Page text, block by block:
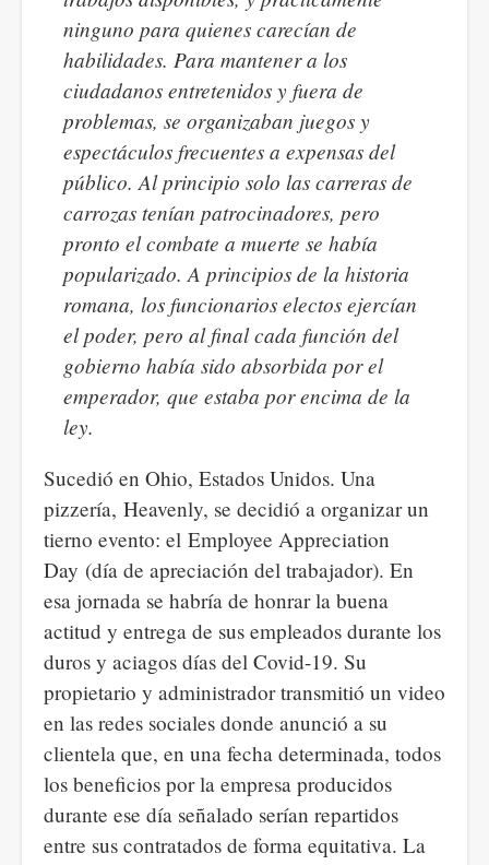
ninguno para quienes carecían de
habilidades. Para mantener a los
ciudadanos entretenidos y fuera de
problemas, se organizaban juegos y
espectáculos frecuentes a expensas del
público. Al principio solo las carreras de
carrozas tenían patrocinadores, pero
pronto el combate a muerte se había
popularizado. A principios de la historia
romana, los funcionarios electos ejercían
el poder, pero al final cada función del
gobierno había sido absorbida por el
emperador, que estaba por encima de la
ley.
Sucedió en Ohio, Estados Unidos. Una
pizzería, Heavenly, se decidió a organizar un
tierno evento: el Employee Appreciation
Day (día de apreciación del trabajador). En
esa jornada se habría de honrar la buena
actitud y entrega de sus empleados durante los
duros y aciagos días del Covid-19. Su
propietario y administrador transmitió un video
en las redes sociales donde anunció a su
clientela que, en una fecha determinada, todos
los beneficios por la empresa producidos
durante ese día señalado serían repartidos
entre sus contratados de forma equitativa. La